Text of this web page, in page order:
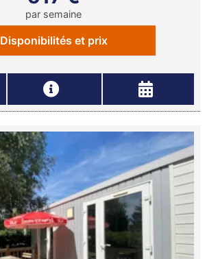
par semaine
Disponibilités et prix